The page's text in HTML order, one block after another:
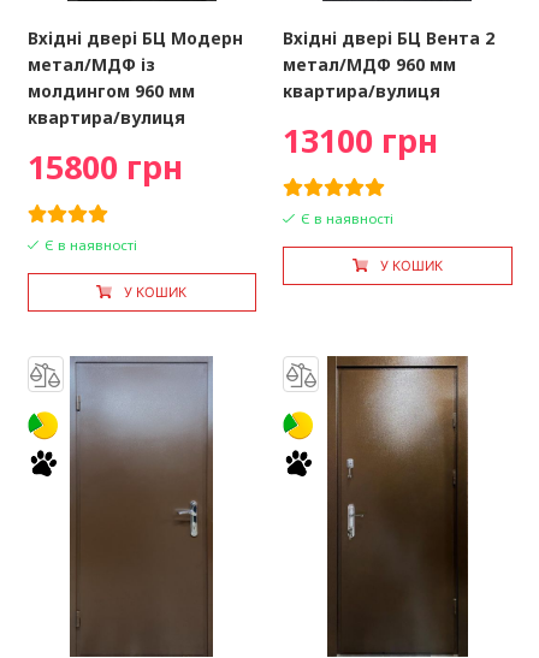
Вхідні двері БЦ Модерн
метал/МДФ із
молдингом 960 мм
квартира/вулиця
15800 грн
Є в наявності
У КОШИК
Вхідні двері БЦ Вента 2
метал/МДФ 960 мм
квартира/вулиця
13100 грн
Є в наявності
У КОШИК